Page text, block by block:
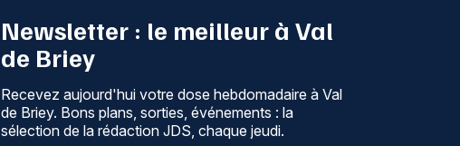
Newsletter : le meilleur à Val
de Briey
Recevez aujourd'hui votre dose hebdomadaire à Val
de Briey. Bons plans, sorties, événements : la
sélection de la rédaction JDS, chaque jeudi.